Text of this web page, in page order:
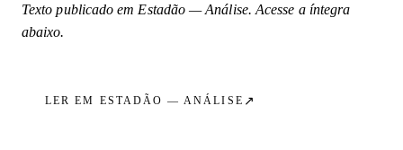
Texto publicado em Estadão — Análise. Acesse a íntegra
abaixo.
LER EM ESTADÃO — ANÁLISE ↗